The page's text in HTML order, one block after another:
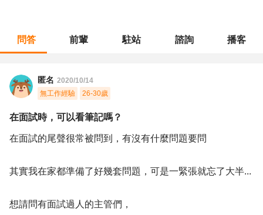
問答 前輩 駐站 諮詢 播客
匿名 2020/10/14
無工作經驗
26-30歲
在面試時，可以看筆記嗎？
在面試的尾聲很常被問到，有沒有什麼問題要問
其實我在家都準備了好幾套問題，可是一緊張就忘了大半...
想請問有面試過人的主管們，